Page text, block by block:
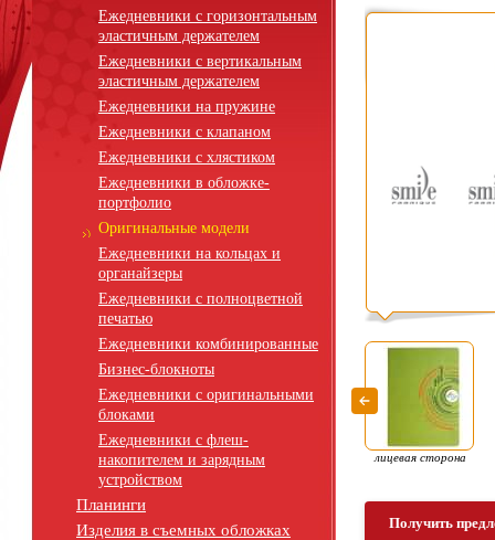
Ежедневники с горизонтальным
эластичным держателем
Ежедневники с вертикальным
эластичным держателем
Ежедневники на пружине
Ежедневники с клапаном
Ежедневники с хлястиком
Ежедневники в обложке-
портфолио
Оригинальные модели
Ежедневники на кольцах и
органайзеры
Ежедневники с полноцветной
печатью
Ежедневники комбинированные
Бизнес-блокноты
Ежедневники с оригинальными
блоками
Ежедневники с флеш-
накопителем и зарядным
устройством
Планинги
Изделия в съемных обложках
лицевая сторона
Получить